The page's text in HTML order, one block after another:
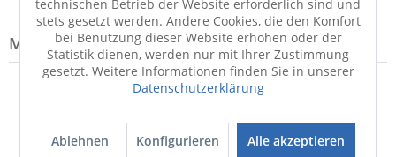
Modell-Familie: TAMI
technischen Betrieb der Website erforderlich sind und
stets gesetzt werden. Andere Cookies, die den Komfort
bei Benutzung dieser Website erhöhen oder der
Statistik dienen, werden nur mit Ihrer Zustimmung
gesetzt. Weitere Informationen finden Sie in unserer
Datenschutzerklärung
Ablehnen Konfigurieren Alle akzeptieren